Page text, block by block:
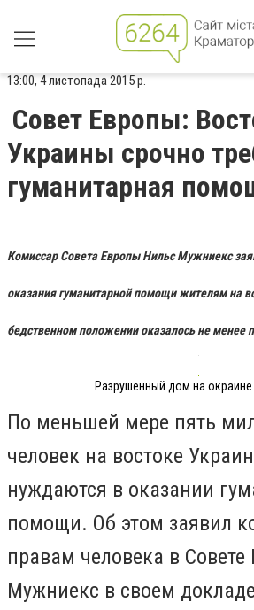
13:00, 4 листопада 2015 р.
Совет Европы:
Украины срочно
гуманитарная
Комиссар Совета Европы Нильс Мужниекс
оказания гуманитарной помощи жителям на
бедственном положении оказалось не менее
Разрушенный дом на
По меньшей мере пять
человек на востоке
нуждаются в оказании
помощи. Об этом заявил
правам человека в
Мужниекс в своем